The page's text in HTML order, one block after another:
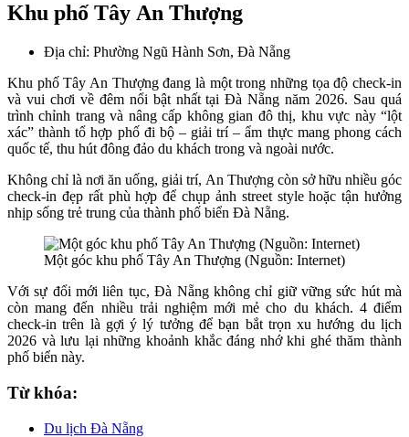
Khu phố Tây An Thượng
Địa chỉ: Phường Ngũ Hành Sơn, Đà Nẵng
Khu phố Tây An Thượng đang là một trong những tọa độ check-in
và vui chơi về đêm nổi bật nhất tại Đà Nẵng năm 2026. Sau quá
trình chỉnh trang và nâng cấp không gian đô thị, khu vực này “lột
xác” thành tổ hợp phố đi bộ – giải trí – ẩm thực mang phong cách
quốc tế, thu hút đông đảo du khách trong và ngoài nước.
Không chỉ là nơi ăn uống, giải trí, An Thượng còn sở hữu nhiều góc
check-in đẹp rất phù hợp để chụp ảnh street style hoặc tận hưởng
nhịp sống trẻ trung của thành phố biển Đà Nẵng.
Một góc khu phố Tây An Thượng (Nguồn: Internet)
Với sự đổi mới liên tục, Đà Nẵng không chỉ giữ vững sức hút mà
còn mang đến nhiều trải nghiệm mới mẻ cho du khách. 4 điểm
check-in trên là gợi ý lý tưởng để bạn bắt trọn xu hướng du lịch
2026 và lưu lại những khoảnh khắc đáng nhớ khi ghé thăm thành
phố biển này.
Từ khóa:
Du lịch Đà Nẵng